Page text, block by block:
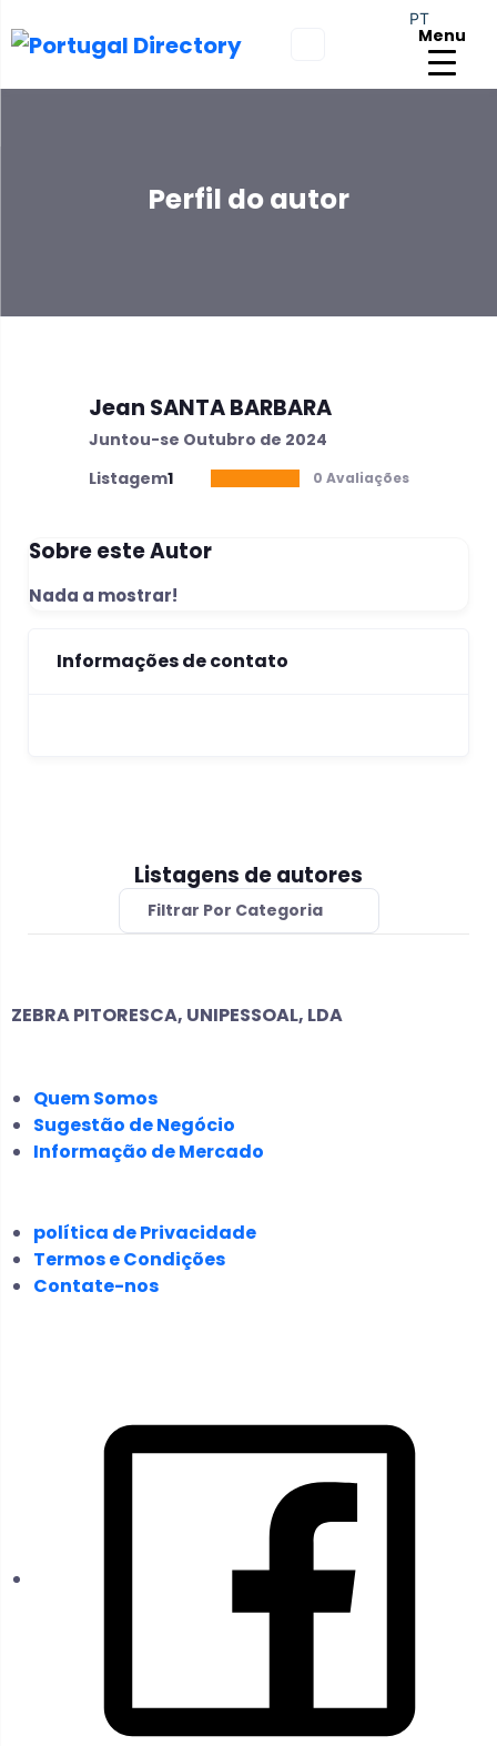
Menu
Perfil do autor
Jean SANTA BARBARA
Juntou-se Outubro de 2024
Listagem1 0 Avaliações
Sobre este Autor
Nada a mostrar!
Informações de contato
Listagens de autores
Filtrar Por Categoria
ZEBRA PITORESCA, UNIPESSOAL, LDA
Quem Somos
Sugestão de Negócio
Informação de Mercado
política de Privacidade
Termos e Condições
Contate-nos
PT